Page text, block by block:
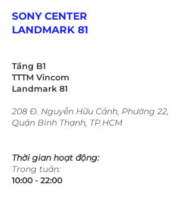
SONY CENTER
LANDMARK 81
Tầng B1
TTTM Vincom
Landmark 81
208 Đ. Nguyễn Hữu Cảnh, Phường 22,
Quận Bình Thạnh, TP.HCM
Thời gian hoạt động:
Trong tuần:
10:00 - 22:00​​​